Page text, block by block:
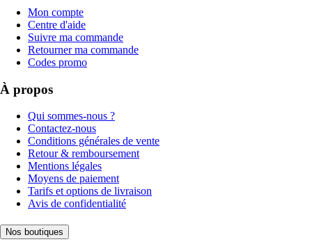
Mon compte
Centre d'aide
Suivre ma commande
Retourner ma commande
Codes promo
À propos
Qui sommes-nous ?
Contactez-nous
Conditions générales de vente
Retour & remboursement
Mentions légales
Moyens de paiement
Tarifs et options de livraison
Avis de confidentialité
Nos boutiques